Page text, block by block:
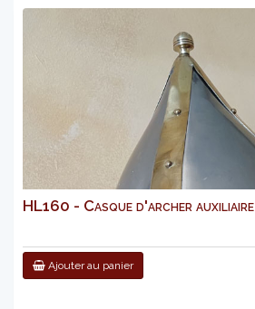
HL160 - Casque d'archer auxiliaire
Ajouter au panier